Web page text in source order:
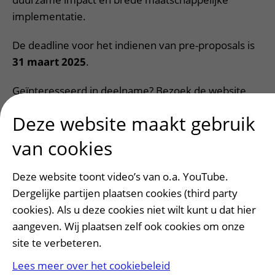
implementatie.
De deadline voor het indienen van pre-proposals is
31 maart 2025.
Geïnteresseerd in deelname? Bezoek de website
informatie en devolledige call for proposals.
Vragen? Neem contact op via
Patiënt en bezoek
Afspraak maken of wijzigen
Deze website maakt gebruik
van cookies
Deze website toont video’s van o.a. YouTube.
Dergelijke partijen plaatsen cookies (third party
cookies). Als u deze cookies niet wilt kunt u dat hier
aangeven. Wij plaatsen zelf ook cookies om onze
site te verbeteren.
Lees meer over het cookiebeleid